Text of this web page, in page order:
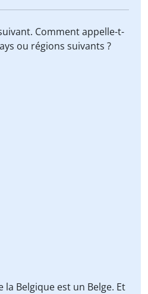
Comment appelle-t-
ou régions suivants ?
la Belgique est un Belge. Et